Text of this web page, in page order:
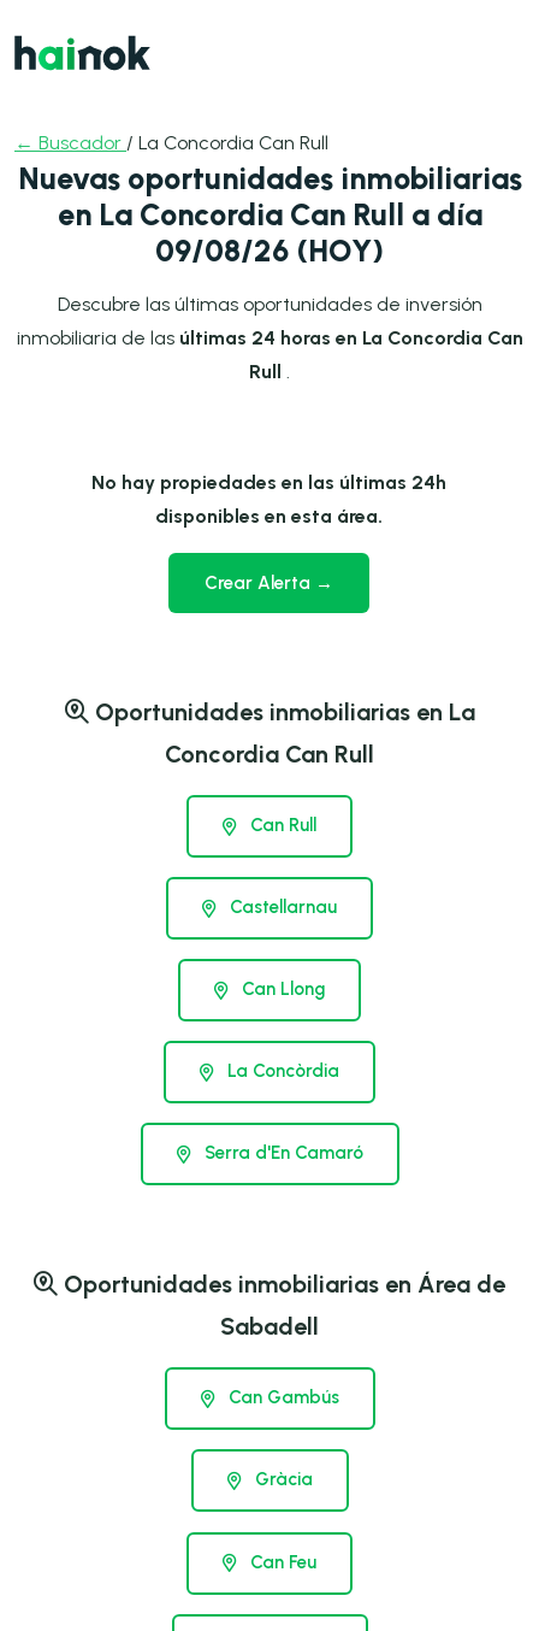
← Buscador / La Concordia Can Rull
Nuevas oportunidades inmobiliarias
en La Concordia Can Rull a día
09/08/26 (HOY)
Descubre las últimas oportunidades de inversión
inmobiliaria de las últimas 24 horas en La Concordia Can
Rull
No hay propiedades en las últimas 24h
disponibles en esta área.
Crear Alerta →
Oportunidades inmobiliarias en La
Concordia Can Rull
Can Rull
Castellarnau
Can Llong
La Concòrdia
Serra d'En Camaró
Oportunidades inmobiliarias en Área de
Sabadell
Can Gambús
Gràcia
Can Feu